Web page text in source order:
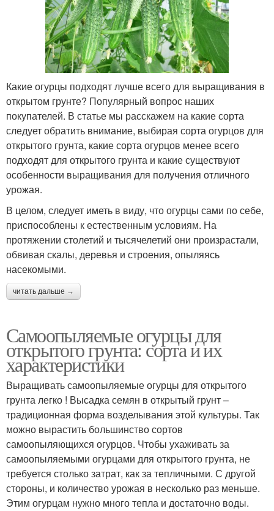
Какие огурцы подходят лучше всего для выращивания в
открытом грунте? Популярный вопрос наших
покупателей. В статье мы расскажем на какие сорта
следует обратить внимание, выбирая сорта огурцов для
открытого грунта, какие сорта огурцов менее всего
подходят для открытого грунта и какие существуют
особенности выращивания для получения отличного
урожая.
В целом, следует иметь в виду, что огурцы сами по себе,
приспособлены к естественным условиям. На
протяжении столетий и тысячелетий они произрастали,
обвивая скалы, деревья и строения, опыляясь
насекомыми.
читать дальше →
Самоопыляемые огурцы для
открытого грунта: сорта и их
характеристики
Выращивать самоопыляемые огурцы для открытого
грунта легко ! Высадка семян в открытый грунт –
традиционная форма возделывания этой культуры. Так
можно вырастить большинство сортов
самоопыляющихся огурцов. Чтобы ухаживать за
самоопыляемыми огурцами для открытого грунта, не
требуется столько затрат, как за тепличными. С другой
стороны, и количество урожая в несколько раз меньше.
Этим огурцам нужно много тепла и достаточно воды.